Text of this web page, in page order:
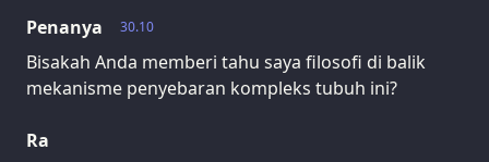
30.10
Penanya
Bisakah Anda memberi tahu saya filosofi di balik
mekanisme penyebaran kompleks tubuh ini?
Ra